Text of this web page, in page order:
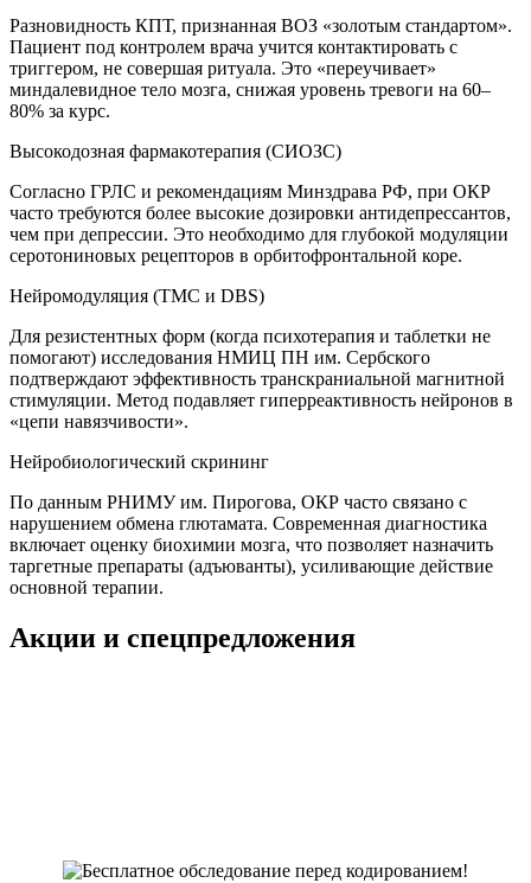
Разновидность КПТ, признанная ВОЗ «золотым стандартом».
Пациент под контролем врача учится контактировать с
триггером, не совершая ритуала. Это «переучивает»
миндалевидное тело мозга, снижая уровень тревоги на 60–
80% за курс.
Высокодозная фармакотерапия (СИОЗС)
Согласно ГРЛС и рекомендациям Минздрава РФ, при ОКР
часто требуются более высокие дозировки антидепрессантов,
чем при депрессии. Это необходимо для глубокой модуляции
серотониновых рецепторов в орбитофронтальной коре.
Нейромодуляция (ТМС и DBS)
Для резистентных форм (когда психотерапия и таблетки не
помогают) исследования НМИЦ ПН им. Сербского
подтверждают эффективность транскраниальной магнитной
стимуляции. Метод подавляет гиперреактивность нейронов в
«цепи навязчивости».
Нейробиологический скрининг
По данным РНИМУ им. Пирогова, ОКР часто связано с
нарушением обмена глютамата. Современная диагностика
включает оценку биохимии мозга, что позволяет назначить
таргетные препараты (адъюванты), усиливающие действие
основной терапии.
Акции и спецпредложения